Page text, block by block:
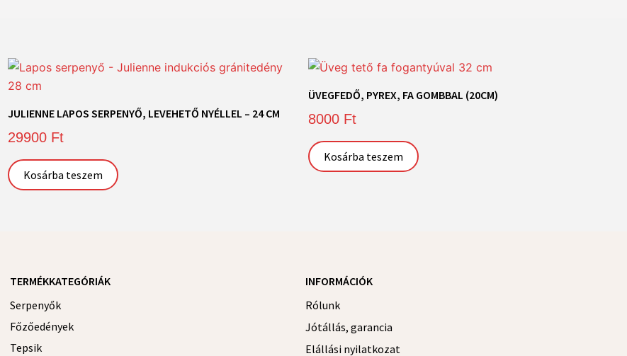
JULIENNE LAPOS SERPENYŐ, LEVEHETŐ NYÉLLEL – 24 CM
29900 Ft
Kosárba teszem
ÜVEGFEDŐ, PYREX, FA GOMBBAL (20CM)
8000 Ft
Kosárba teszem
TERMÉKKATEGÓRIÁK
Serpenyők
Főzőedények
Tepsik
INFORMÁCIÓK
Rólunk
Jótállás, garancia
Elállási nyilatkozat